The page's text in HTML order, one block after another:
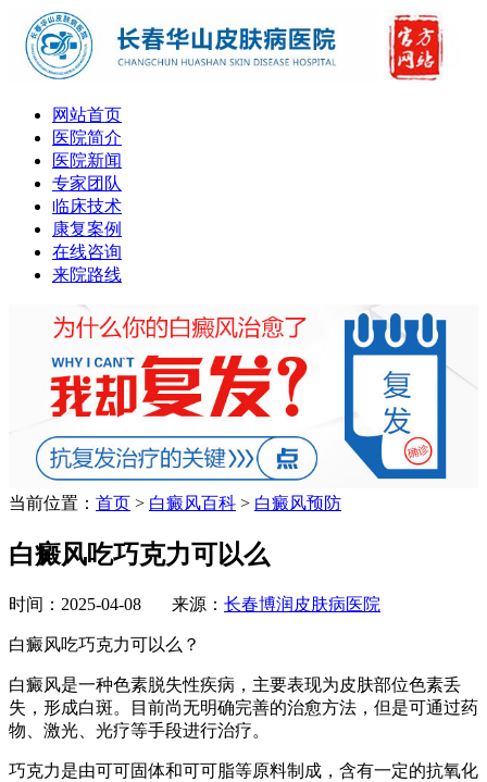
网站首页
医院简介
医院新闻
专家团队
临床技术
康复案例
在线咨询
来院路线
当前位置： 首页 > 白癜风百科 > 白癜风预防
白癜风吃巧克力可以么
时间：2025-04-08 来源： 长春博润皮肤病医院
白癜风吃巧克力可以么？
白癜风是一种色素脱失性疾病，主要表现为皮肤部位色素丢
失，形成白斑。目前尚无明确完善的治愈方法，但是可通过药
物、激光、光疗等手段进行治疗。
巧克力是由可可固体和可可脂等原料制成，含有一定的抗氧化